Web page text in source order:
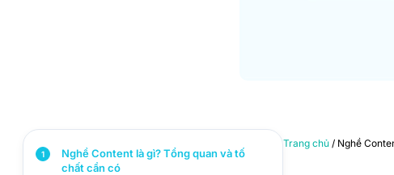
1
Nghề Content là gì? Tổng quan và tố
chất cần có
Trang chủ / Nghề